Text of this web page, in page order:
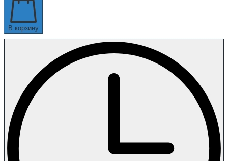
В корзину